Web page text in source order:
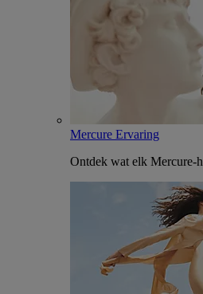
Mercure Ervaring
Ontdek wat elk Mercure-